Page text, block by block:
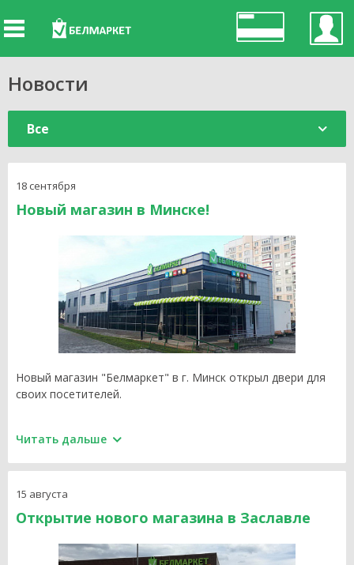
Новости
Все
2025
2018
18 сентября
Новый магазин в Минске!
Новый магазин "Белмаркет" в г. Минск открыл двери для
своих посетителей.
9:00 до 23:00.
Читать дальше
15 августа
Открытие нового магазина в Заславле